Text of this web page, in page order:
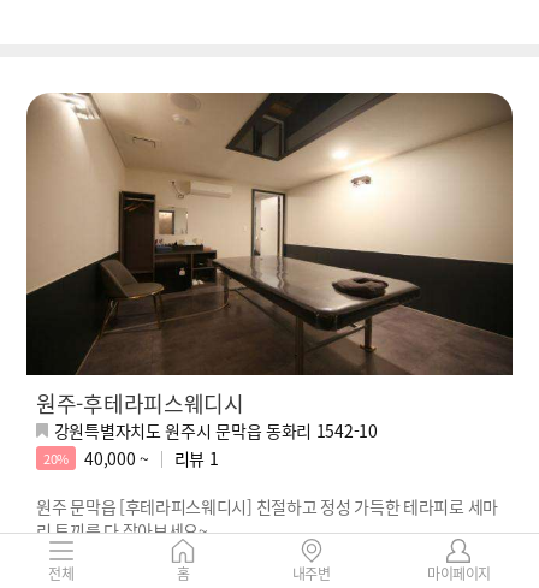
원주-후테라피스웨디시
강원특별자치도 원주시 문막읍 동화리 1542-10
20% 40,000 ~ 리뷰 1
원주 문막읍 [후테라피스웨디시] 친절하고 정성 가득한 테라피로 세마
리 토끼를 다 잡아보세요~
전체 홈 내주변 마이페이지